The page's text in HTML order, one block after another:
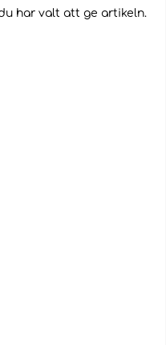
har valt att ge artikeln.